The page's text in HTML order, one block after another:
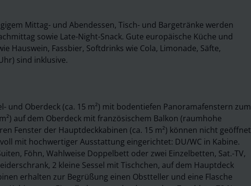
Mittag- und Abendessen, Tisch- und Bargetränke werden
sowie Late-Night-Snack. Gute europäische Küche und
Hauswein, Fassbier, Softdrinks wie Cola, Limonade, Säfte,
sind inklusive.
und Oberdeck (ca. 15 m²) mit bodentiefen Panoramafenstern zum
auf dem Oberdeck mit französischem Balkon (raumhohe
Fenster der Hauptdeckkabinen (ca. 15 m²) können nicht geöffnet
mit hochwertiger Ausstattung eingerichtet: DU/WC in Kabine.
Föhn, Wahlweise Doppelbett oder zwei Einzelbetten, Sat.-TV,
2 kleine Sessel mit Tischchen, auf dem Hauptdeck
erhalten zur Begrüßung einen Obstteller und eine Flasche